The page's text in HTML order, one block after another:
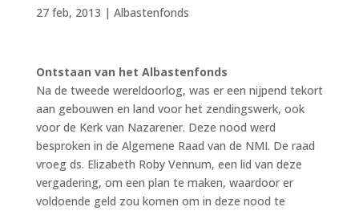
27 feb, 2013 | Albastenfonds
Ontstaan van het Albastenfonds
Na de tweede wereldoorlog, was er een nijpend tekort
aan gebouwen en land voor het zendingswerk, ook
voor de Kerk van Nazarener. Deze nood werd
besproken in de Algemene Raad van de NMI. De raad
vroeg ds. Elizabeth Roby Vennum, een lid van deze
vergadering, om een plan te maken, waardoor er
voldoende geld zou komen om in deze nood te